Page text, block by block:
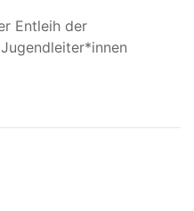
Entleih der